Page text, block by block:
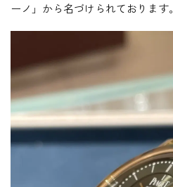
ーノ」から名づけられております。